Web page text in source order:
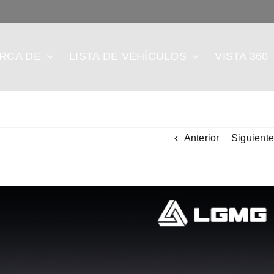
DE LISTA DE VEHÍCULOS VISTA 360
Anterior Siguiente